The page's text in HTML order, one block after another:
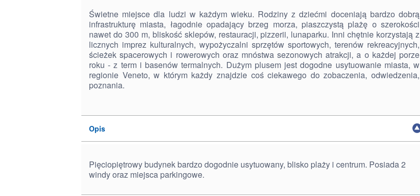
Świetne miejsce dla ludzi w każdym wieku. Rodziny z dziećmi doceniają bardzo dobrą
infrastrukturę miasta, łagodnie opadający brzeg morza, piaszczystą plażę o szerokości
nawet do 300 m, bliskość sklepów, restauracji, pizzerii, lunaparku. Inni chętnie korzystają z
licznych imprez kulturalnych, wypożyczalni sprzętów sportowych, terenów rekreacyjnych,
ścieżek spacerowych i rowerowych oraz mnóstwa sezonowych atrakcji, a o każdej porze
roku - z term i basenów termalnych. Dużym plusem jest dogodne usytuowanie miasta, w
regionie Veneto, w którym każdy znajdzie coś ciekawego do zobaczenia, odwiedzenia,
poznania.
Opis
Pięciopiętrowy budynek bardzo dogodnie usytuowany, blisko plaży i centrum. Posiada 2
windy oraz miejsca parkingowe.